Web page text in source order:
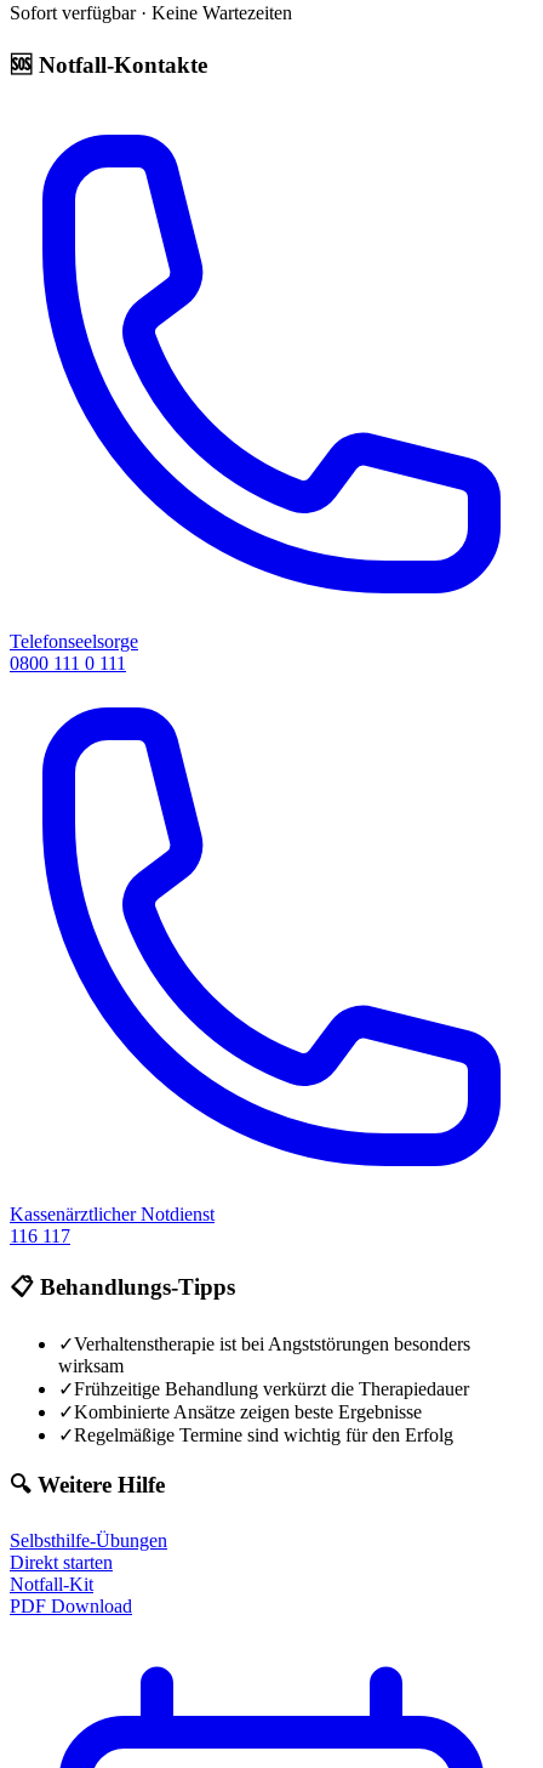
Sofort verfügbar · Keine Wartezeiten
🆘 Notfall-Kontakte
Telefonseelsorge
0800 111 0 111
Kassenärztlicher Notdienst
116 117
📋 Behandlungs-Tipps
✓Verhaltenstherapie ist bei Angststörungen besonders
wirksam
✓Frühzeitige Behandlung verkürzt die Therapiedauer
✓Kombinierte Ansätze zeigen beste Ergebnisse
✓Regelmäßige Termine sind wichtig für den Erfolg
🔍 Weitere Hilfe
Selbsthilfe-Übungen
Direkt starten
Notfall-Kit
PDF Download